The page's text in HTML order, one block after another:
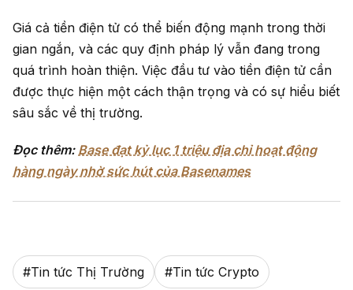
Giá cả tiền điện tử có thể biến động mạnh trong thời
gian ngắn, và các quy định pháp lý vẫn đang trong
quá trình hoàn thiện. Việc đầu tư vào tiền điện tử cần
được thực hiện một cách thận trọng và có sự hiểu biết
sâu sắc về thị trường.
Đọc thêm: Base đạt kỷ lục 1 triệu địa chỉ hoạt động
hàng ngày nhờ sức hút của Basenames
#Tin tức Thị Trường #Tin tức Crypto